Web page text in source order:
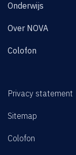
Onderwijs
Over NOVA
Colofon
Privacy statement
Sitemap
Colofon